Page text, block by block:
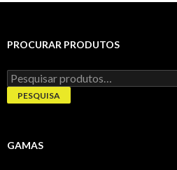
PROCURAR PRODUTOS
Pesquisar
por:
PESQUISA
GAMAS